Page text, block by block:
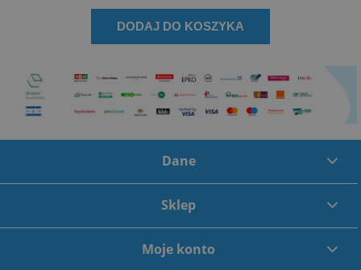
DODAJ DO KOSZYKA
Dane
Sklep
Moje konto